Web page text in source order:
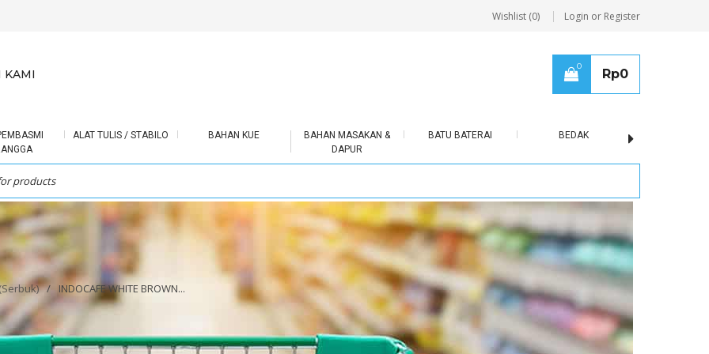
Wishlist (0) Login or Register
KAMI
0
Rp0
ALAT TULIS / STABILO BAHAN KUE
BAHAN MASAKAN &
DAPUR
BATU BATERAI BEDAK
/ INDOCAFE WHITE BROWN...